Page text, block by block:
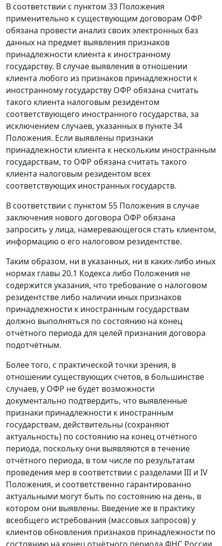
В соответствии с пунктом 33 Положения
применительно к существующим договорам ОФР
обязана провести анализ своих электронных баз
данных на предмет выявления признаков
принадлежности клиента к иностранному
государству. В случае выявления в отношении
клиента любого из признаков принадлежности к
иностранному государству ОФР обязана считать
такого клиента налоговым резидентом
соответствующего иностранного государства, за
исключением случаев, указанных в пункте 34
Положения. Если выявлены признаки
принадлежности клиента к нескольким иностранным
государствам, то ОФР обязана считать такого
клиента налоговым резидентом всех
соответствующих иностранных государств.
В соответствии с пунктом 55 Положения в случае
заключения нового договора ОФР обязана
запросить у лица, намеревающегося стать клиентом,
информацию о его налоговом резидентстве.
Таким образом, ни в указанных, ни в каких-либо иных
нормах главы 20.1 Кодекса либо Положения не
содержится указания, что требование о налоговом
резидентстве либо наличии иных признаков
принадлежности к иностранным государствам
должно выполняться по состоянию на конец
отчётного периода для целей признания договора
подотчётным.
Более того, с практической точки зрения, в
отношении существующих счетов, в большинстве
случаев, у ОФР не будет возможности
документально подтвердить, что выявленные
признаки принадлежности к иностранным
государствам, действительны (сохраняют
актуальность) по состоянию на конец отчётного
периода, поскольку они выявляются в течение
отчётного периода, в том числе по результатам
проведения мер в соответствии с разделами III и IV
Положения, и соответственно гарантированно
актуальными могут быть по состоянию на день, в
котором они выявлены. Введение же в практику
всеобщего истребования (массовых запросов) у
клиентов обновления признаков принадлежности по